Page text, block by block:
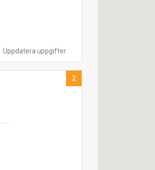
Uppdatera uppgifter
2